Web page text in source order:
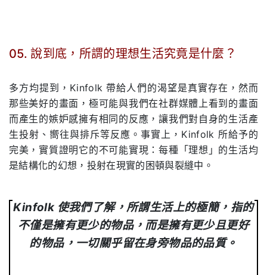
05. 說到底，所謂的理想生活究竟是什麼？
多方均提到，Kinfolk 帶給人們的渴望是真實存在，然而
那些美好的畫面，極可能與我們在社群媒體上看到的畫面
而產生的嫉妒感擁有相同的反應，讓我們對自身的生活產
生投射、嚮往與排斥等反應。事實上，Kinfolk 所給予的
完美，實質證明它的不可能實現：每種「理想」的生活均
是結構化的幻想，投射在現實的困頓與裂縫中。
Kinfolk 使我們了解，所謂生活上的極簡，指的
不僅是擁有更少的物品，而是擁有更少且更好
的物品，一切關乎留在身旁物品的品質。